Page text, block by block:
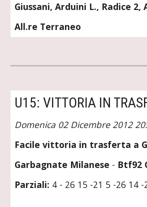
Giussani, Arduini L., Radice 2,
All.re Terraneo
U15: VITTORIA IN
Domenica 02 Dicembre 2012
Facile vittoria in trasferta a
Garbagnate Milanese - Btf92
Parziali: 4 - 26 15 -21 5 -26 14 -